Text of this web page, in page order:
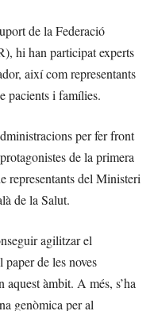
de la Federació
hi han participat experts
així com representants
pacients i famílies.
per fer front
de la primera
representants del Ministeri
de la Salut.
agilitzar el
paper de les noves
àmbit. A més, s’ha
genòmica per al